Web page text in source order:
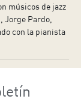
músicos de jazz
Jorge Pardo,
con la pianista